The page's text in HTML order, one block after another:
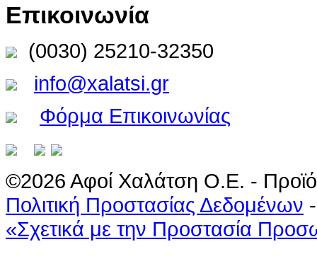
Επικοινωνία
(0030) 25210-32350
info@xalatsi.gr
Φόρμα Επικοινωνίας
©2026 Αφοί Χαλάτση Ο.Ε. -
Πολιτική Προστασίας Δεδομένων
«Σχετικά με την Προστασία